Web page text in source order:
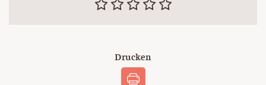
Drucken